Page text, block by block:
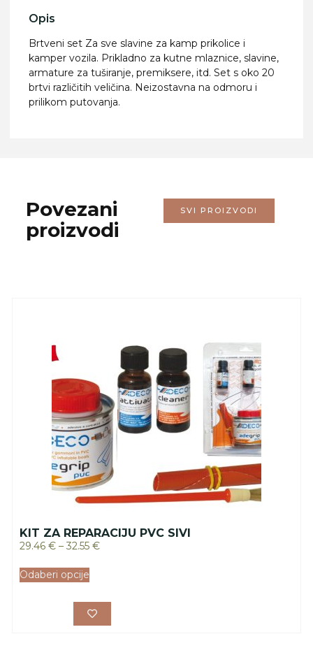
Opis
Brtveni set Za sve slavine za kamp prikolice i
kamper vozila. Prikladno za kutne mlaznice, slavine,
armature za tuširanje, premiksere, itd. Set s oko 20
brtvi različitih veličina. Neizostavna na odmoru i
prilikom putovanja.
Povezani
proizvodi
SVI PROIZVODI
KIT ZA REPARACIJU PVC SIVI
29.46 € – 32.55 €
Odaberi opcije